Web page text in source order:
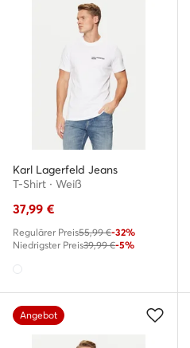
Karl Lagerfeld Jeans
T-Shirt · Weiß
37,99 €
Regulärer Preis55,99 €-32%
Niedrigster Preis39,99 €-5%
Angebot